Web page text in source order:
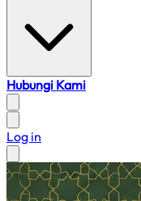
Hubungi Kami
Log in